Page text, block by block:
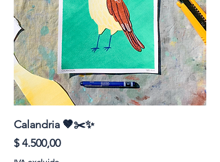
Calandria 🤎✂️✨
Precio
$ 4.500,00